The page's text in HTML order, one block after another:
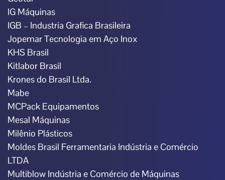
IG Máquinas
IGB – Industria Grafica Brasileira
Jopemar Tecnologia em Aço Inox
KHS Brasil
Kitlabor Brasil
Krones do Brasil Ltda.
Mabe
MCPack Equipamentos
Mesal Máquinas
Milênio Plásticos
Moldes Brasil Ferramentaria Indústria e Comércio
LTDA
Multiblow Indústria e Comércio de Máquinas